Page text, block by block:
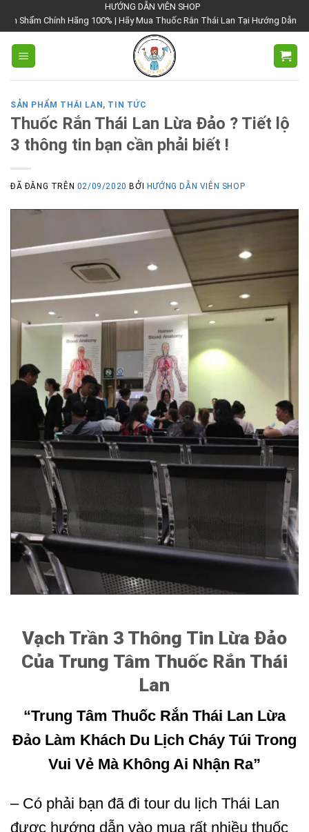
đến
nội
dung
HƯỚNG DẪN VIÊN SHOP
100% | Hãy Mua Thuốc Rắn Thái Lan Tại Hướng Dẫn Viên Shop | Với Giá Tốt
SẢN PHẨM THÁI LAN , TIN TỨC
Thuốc Rắn Thái Lan Lừa Đảo ? Tiết lộ
3 thông tin bạn cần phải biết !
ĐÃ ĐĂNG TRÊN 02/09/2020 BỞI HƯỚNG DẪN VIÊN SHOP
Vạch Trần 3 Thông Tin Lừa Đảo
Của Trung Tâm Thuốc Rắn Thái
Lan
“Trung Tâm Thuốc Rắn Thái Lan Lừa
Đảo Làm Khách Du Lịch Cháy Túi Trong
Vui Vẻ Mà Không Ai Nhận Ra”
– Có phải bạn đã đi tour du lịch Thái Lan
được hướng dẫn vào mua rất nhiều thuốc